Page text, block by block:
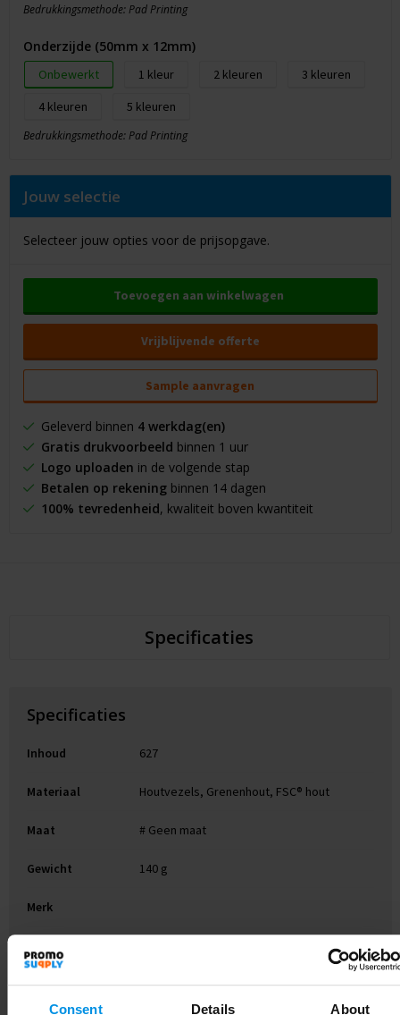
Consent Details About
Bedrukkingsmethode: Pad Printing
Onderzijde (50mm x 12mm)
Onbewerkt 1 2
3
4
5
Bedrukkingsmethode: Pad Printing
Jouw selectie
Selecteer jouw opties voor de prijsopgave.
Toevoegen aan winkelwagen
Vrijblijvende offerte
Sample aanvragen
Geleverd binnen 4 werkdag(en)
Gratis drukvoorbeeld binnen 1 uur
Logo uploaden in de volgende stap
Betalen op rekeningbinnen 14 dagen
100% tevredenheid, kwaliteit boven kwantiteit
Specificaties
Specificaties
Inhoud 627
Materiaal Houtvezels, Grenenhout, FSC® hout
Maat # Geen maat
Gewicht 140 g
Merk
Artikelnummer 262429-945999999